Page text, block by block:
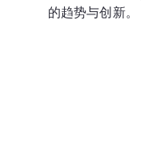
的趋势与创新。